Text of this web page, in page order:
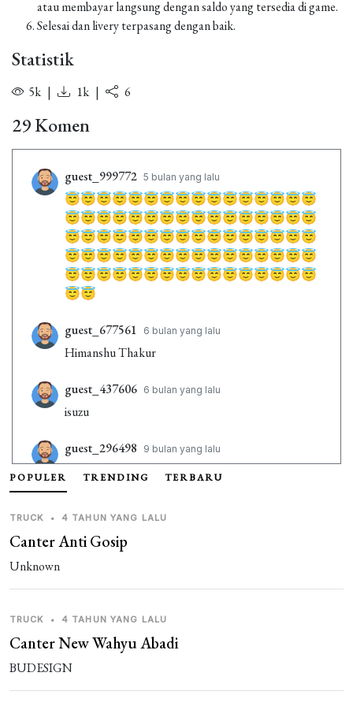
atau membayar langsung dengan saldo yang tersedia di game.
Selesai dan livery terpasang dengan baik.
Statistik
5k | 1k | 6
29 Komen
guest_999772 5 bulan yang lalu
😇😇😇😇😇😇😇😇😇😇😇😇😇😇😇😇
😇😇😇😇😇😇😇😇😇😇😇😇😇😇😇😇
😇😇😇😇😇😇😇😇😇😇😇😇😇😇😇😇
😇😇😇😇😇😇😇😇😇😇😇😇😇😇😇😇
😇😇😇😇😇😇😇😇😇😇😇😇😇😇😇😇
😇😇
guest_677561 6 bulan yang lalu
Himanshu Thakur
guest_437606 6 bulan yang lalu
isuzu
guest_296498 9 bulan yang lalu
bossmode
bagus banget
Guest_3DYXP 1 tahun yang lalu
[ganti nama]
POPULER TRENDING TERBARU
TRUCK • 4 TAHUN YANG LALU
Canter Anti Gosip
Unknown
TRUCK • 4 TAHUN YANG LALU
Canter New Wahyu Abadi
BUDESIGN